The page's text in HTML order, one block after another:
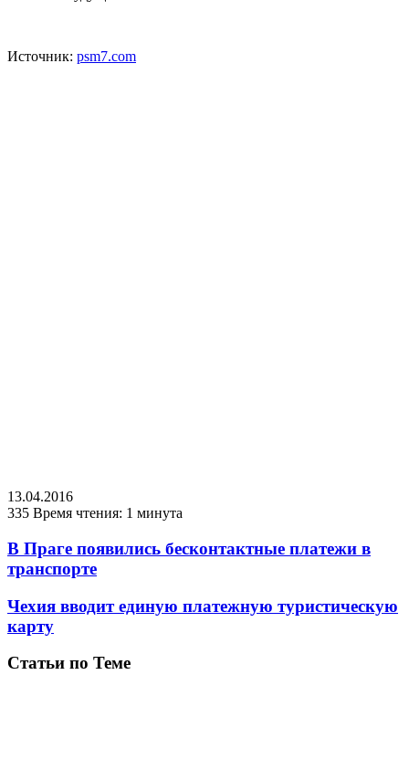
Источник: psm7.com
13.04.2016
335 Время чтения: 1 минута
В Праге появились бесконтактные платежи в
транспорте
Чехия вводит единую платежную туристическую
карту
Статьи по Теме